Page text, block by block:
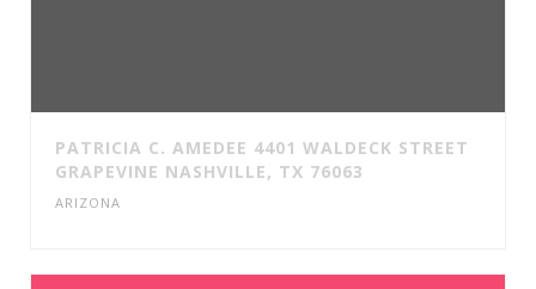
PATRICIA C. AMEDEE 4401 WALDECK STREET
GRAPEVINE NASHVILLE, TX 76063
ARIZONA